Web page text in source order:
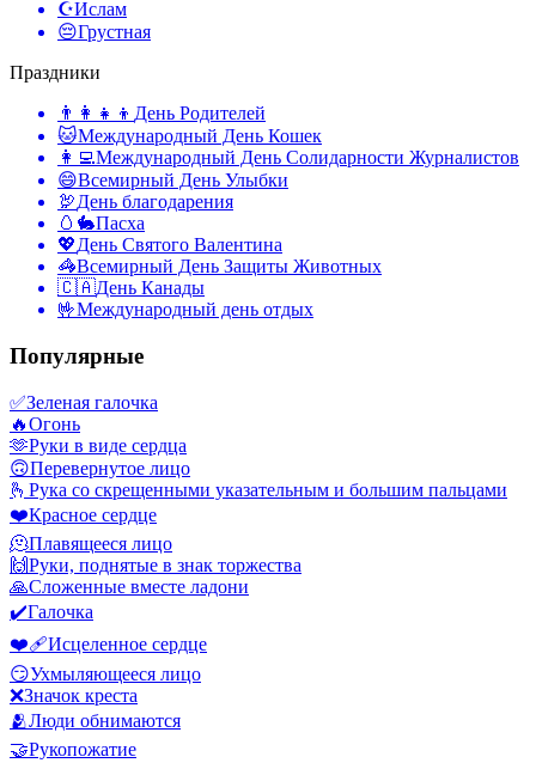
☪️Ислам
😔Грустная
Праздники
👨‍👩‍👧‍👦 День Родителей
🐱Международный День Кошек
👩‍💻Международный День Солидарности Журналистов
😄Всемирный День Улыбки
🦃День благодарения
🥚🐇Пасха
💖День Святого Валентина
🦓Всемирный День Защиты Животных
🇨🇦День Канады
🤟Международный день отдых
Популярные
✅Зеленая галочка
🔥Огонь
🫶Руки в виде сердца
🙃Перевернутое лицо
🫰 Рука со скрещенными указательным и большим пальцами
❤️Красное сердце
🫠Плавящееся лицо
🙌Руки, поднятые в знак торжества
🙏Сложенные вместе ладони
✔️Галочка
❤️‍🩹Исцеленное сердце
😏Ухмыляющееся лицо
❌Значок креста
🫂Люди обнимаются
🤝Рукопожатие